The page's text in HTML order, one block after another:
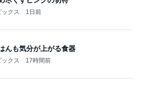
クス 1日前